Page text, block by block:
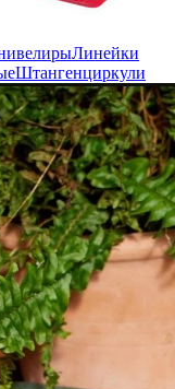
Линейки
Штангенциркули